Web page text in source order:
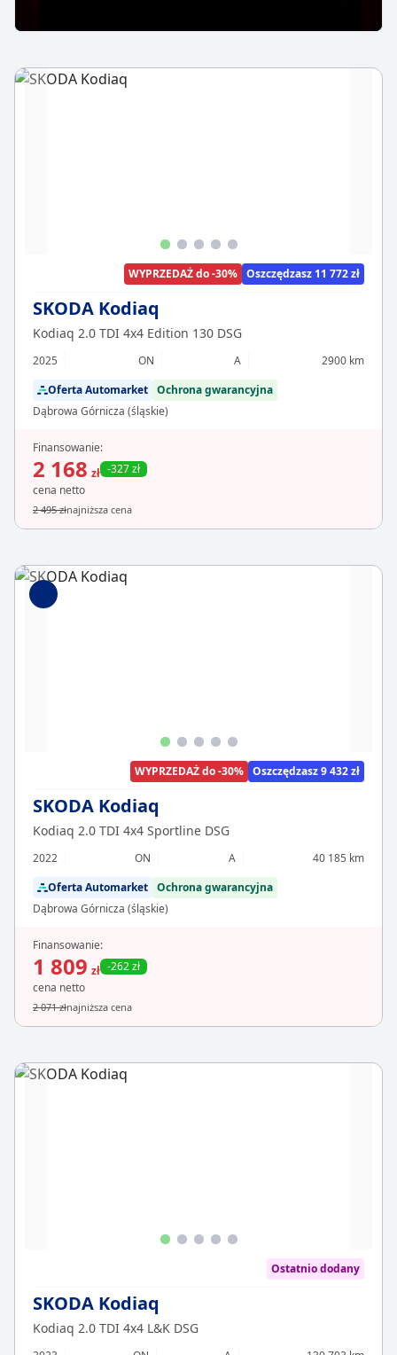
WYPRZEDAŻ do -30% Oszczędzasz 11 772 zł
SKODA Kodiaq
Kodiaq 2.0 TDI 4x4 Edition 130 DSG
2025 ON A
2900 km
Oferta Automarket Ochrona gwarancyjna
Dąbrowa Górnicza (śląskie)
Finansowanie:
2 168 zł -327 zł
cena netto
2 495 złnajniższa cena
WYPRZEDAŻ do -30% Oszczędzasz 9 432 zł
SKODA Kodiaq
Kodiaq 2.0 TDI 4x4 Sportline DSG
2022 ON A
40 185 km
Oferta Automarket Ochrona gwarancyjna
Dąbrowa Górnicza (śląskie)
Finansowanie:
1 809 zł -262 zł
cena netto
2 071 złnajniższa cena
Ostatnio dodany
SKODA Kodiaq
Kodiaq 2.0 TDI 4x4 L&K DSG